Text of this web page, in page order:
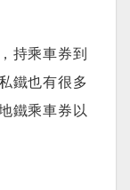
持乘車券到
鐵也有很多
鐵乘車券以